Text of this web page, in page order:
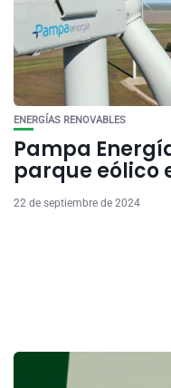
ENERGÍAS RENOVABLES
Pampa
parque eólico
22 de septiembre de 2024